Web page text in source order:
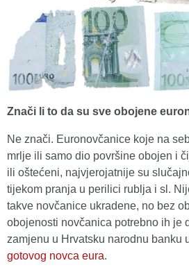
Znači li to da su sve obojene
Ne znači. Euronovčanice koje na
mrlje ili samo dio površine obojen i
ili oštećeni, najvjerojatnije su
tijekom pranja u perilici rublja i sl.
takve novčanice ukradene, no bez
obojenosti novčanica potrebno ih je
zamjenu u Hrvatsku narodnu banku
gotovog novca eura.